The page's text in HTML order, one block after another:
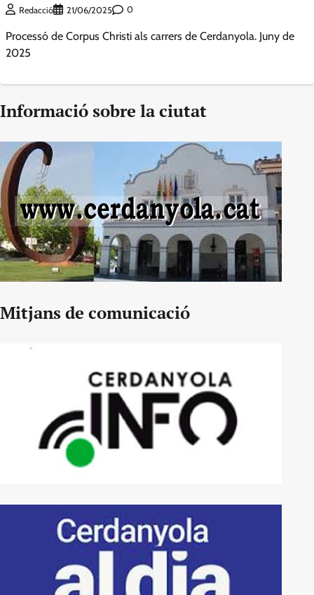
Redacció 21/06/2025 0
Processó de Corpus Christi als carrers de Cerdanyola. Juny de
2025
Informació sobre la ciutat
Mitjans de comunicació